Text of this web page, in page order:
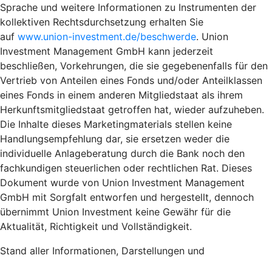
Sprache und weitere Informationen zu Instrumenten der
kollektiven Rechtsdurchsetzung erhalten Sie
auf www.union-investment.de/beschwerde. Union
Investment Management GmbH kann jederzeit
beschließen, Vorkehrungen, die sie gegebenenfalls für den
Vertrieb von Anteilen eines Fonds und/oder Anteilklassen
eines Fonds in einem anderen Mitgliedstaat als ihrem
Herkunftsmitgliedstaat getroffen hat, wieder aufzuheben.
Die Inhalte dieses Marketingmaterials stellen keine
Handlungsempfehlung dar, sie ersetzen weder die
individuelle Anlageberatung durch die Bank noch den
fachkundigen steuerlichen oder rechtlichen Rat. Dieses
Dokument wurde von Union Investment Management
GmbH mit Sorgfalt entworfen und hergestellt, dennoch
übernimmt Union Investment keine Gewähr für die
Aktualität, Richtigkeit und Vollständigkeit.
Stand aller Informationen, Darstellungen und